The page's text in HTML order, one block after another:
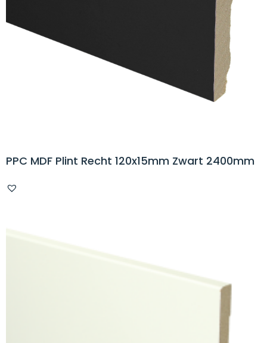
PPC MDF Plint Recht 120x15mm Zwart 2400mm